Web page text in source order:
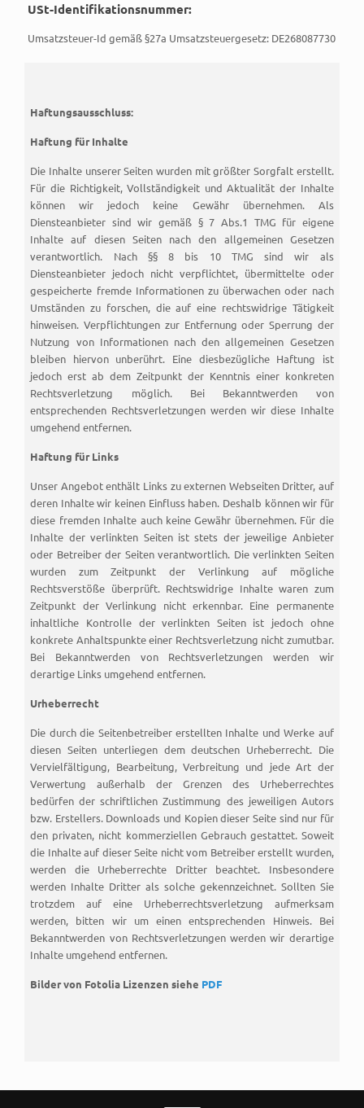
USt-Identifikationsnummer:
Umsatzsteuer-Id gemäß §27a Umsatzsteuergesetz: DE268087730
Haftungsausschluss:
Haftung für Inhalte
Die Inhalte unserer Seiten wurden mit größter Sorgfalt erstellt.
Für die Richtigkeit, Vollständigkeit und Aktualität der Inhalte
können wir jedoch keine Gewähr übernehmen. Als
Diensteanbieter sind wir gemäß § 7 Abs.1 TMG für eigene
Inhalte auf diesen Seiten nach den allgemeinen Gesetzen
verantwortlich. Nach §§ 8 bis 10 TMG sind wir als
Diensteanbieter jedoch nicht verpflichtet, übermittelte oder
gespeicherte fremde Informationen zu überwachen oder nach
Umständen zu forschen, die auf eine rechtswidrige Tätigkeit
hinweisen. Verpflichtungen zur Entfernung oder Sperrung der
Nutzung von Informationen nach den allgemeinen Gesetzen
bleiben hiervon unberührt. Eine diesbezügliche Haftung ist
jedoch erst ab dem Zeitpunkt der Kenntnis einer konkreten
Rechtsverletzung möglich. Bei Bekanntwerden von
entsprechenden Rechtsverletzungen werden wir diese Inhalte
umgehend entfernen.
Haftung für Links
Unser Angebot enthält Links zu externen Webseiten Dritter, auf
deren Inhalte wir keinen Einfluss haben. Deshalb können wir für
diese fremden Inhalte auch keine Gewähr übernehmen. Für die
Inhalte der verlinkten Seiten ist stets der jeweilige Anbieter
oder Betreiber der Seiten verantwortlich. Die verlinkten Seiten
wurden zum Zeitpunkt der Verlinkung auf mögliche
Rechtsverstöße überprüft. Rechtswidrige Inhalte waren zum
Zeitpunkt der Verlinkung nicht erkennbar. Eine permanente
inhaltliche Kontrolle der verlinkten Seiten ist jedoch ohne
konkrete Anhaltspunkte einer Rechtsverletzung nicht zumutbar.
Bei Bekanntwerden von Rechtsverletzungen werden wir
derartige Links umgehend entfernen.
Urheberrecht
Die durch die Seitenbetreiber erstellten Inhalte und Werke auf
diesen Seiten unterliegen dem deutschen Urheberrecht. Die
Vervielfältigung, Bearbeitung, Verbreitung und jede Art der
Verwertung außerhalb der Grenzen des Urheberrechtes
bedürfen der schriftlichen Zustimmung des jeweiligen Autors
bzw. Erstellers. Downloads und Kopien dieser Seite sind nur für
den privaten, nicht kommerziellen Gebrauch gestattet. Soweit
die Inhalte auf dieser Seite nicht vom Betreiber erstellt wurden,
werden die Urheberrechte Dritter beachtet. Insbesondere
werden Inhalte Dritter als solche gekennzeichnet. Sollten Sie
trotzdem auf eine Urheberrechtsverletzung aufmerksam
werden, bitten wir um einen entsprechenden Hinweis. Bei
Bekanntwerden von Rechtsverletzungen werden wir derartige
Inhalte umgehend entfernen.
Bilder von Fotolia Lizenzen siehe PDF